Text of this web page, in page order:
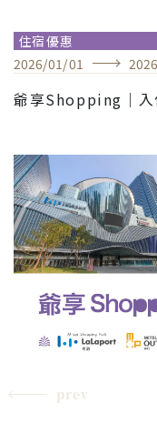
住宿優惠
2026/01/01 2026
爺享Shopping｜入
prev